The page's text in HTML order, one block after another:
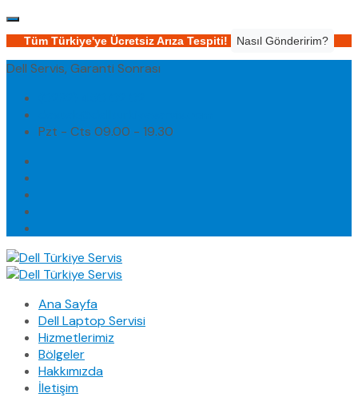
Tüm Türkiye'ye Ücretsiz Arıza Tespiti! Nasıl Gönderirim?
Dell Servis, Garanti Sonrası
Pzt - Cts 09.00 - 19.30
Ana Sayfa
Dell Laptop Servisi
Hizmetlerimiz
Bölgeler
Hakkımızda
İletişim